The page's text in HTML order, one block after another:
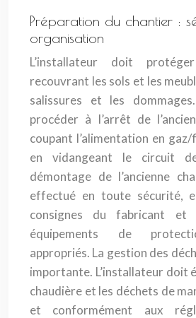
Préparation du chantier :
organisation
L’installateur doit
recouvrant les sols et les
salissures et les
procéder à l’arrêt de
coupant l’alimentation en
en vidangeant le circuit
démontage de l’ancienne
effectué en toute sécurité,
consignes du fabricant et
équipements de
appropriés. La gestion des
importante. L’installateur doit
chaudière et les déchets de
et conformément aux